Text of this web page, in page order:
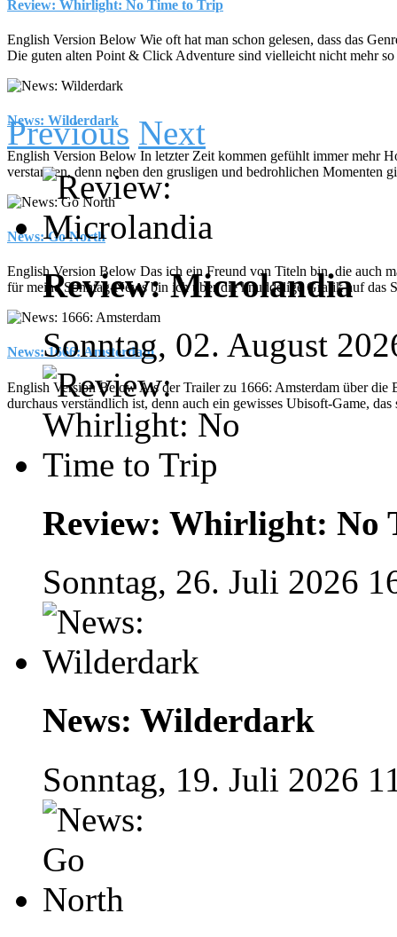
Review: Whirlight: No Time to Trip
English Version Below Wie oft hat man schon gelesen, dass das
Die guten alten Point & Click Adventure sind vielleicht nicht mehr so
News: Wilderdark
English Version Below In letzter Zeit kommen gefühlt immer mehr
verstanden, denn neben den grusligen und bedrohlichen Momenten
News: Go North
English Version Below Das ich ein Freund von Titeln bin, die auch
für meine Sonntag-News bin ich über die knuddelige Grafik auf das
News: 1666: Amsterdam
English Version Below Als der Trailer zu 1666: Amsterdam über die
durchaus verständlich ist, denn auch ein gewisses Ubisoft-Game,
Previous Next
Review: Microlandia
Sonntag, 02. August
Review: Whirlight: No
Sonntag, 26. Juli 2026
News: Wilderdark
Sonntag, 19. Juli 2026